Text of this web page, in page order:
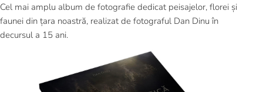
Cel mai amplu album de fotografie dedicat peisajelor, florei și
faunei din țara noastră, realizat de fotograful Dan Dinu în
decursul a 15 ani.